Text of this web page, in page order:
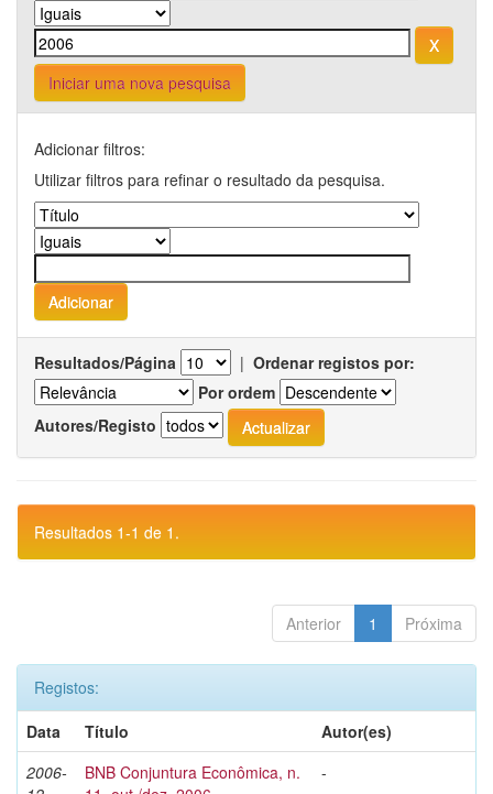
Iniciar uma nova pesquisa
Adicionar filtros:
Utilizar filtros para refinar o resultado da pesquisa.
Resultados/Página | Ordenar registos por:
Por ordem
Autores/Registo
Resultados 1-1 de 1.
Anterior 1 Próxima
Registos:
Data
Título
Autor(es)
2006-
BNB Conjuntura Econômica, n.
-